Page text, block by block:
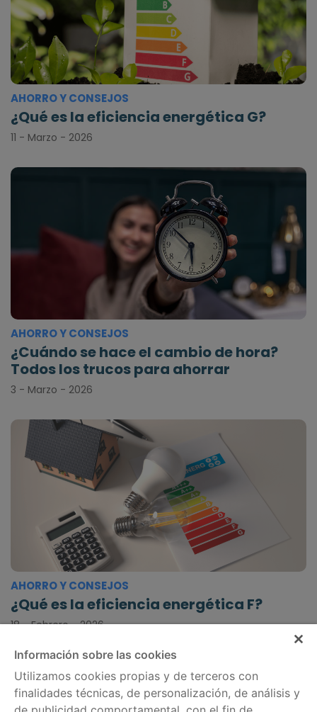
AHORRO Y CONSEJOS
¿Qué es la eficiencia energética G?
11 - Marzo - 2026
AHORRO Y CONSEJOS
¿Cuándo se hace el cambio de hora?
Todos los trucos para ahorrar
3 - Marzo - 2026
AHORRO Y CONSEJOS
¿Qué es la eficiencia energética F?
18 - Febrero - 2026
Información sobre las cookies
Utilizamos cookies propias y de terceros con
finalidades técnicas, de personalización, de análisis y